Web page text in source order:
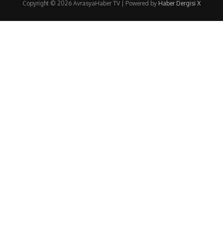
Copyright © 2026 AvrasyaHaber TV | Powered by Haber Dergisi X